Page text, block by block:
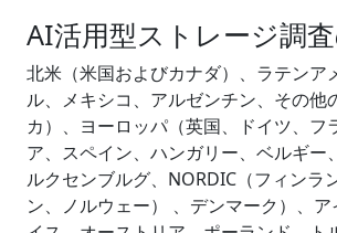
AI活用型ストレージ調
北米（米国およびカナダ）、ラテンア
ル、メキシコ、アルゼンチン、その他
カ）、ヨーロッパ（英国、ドイツ、フ
ア、スペイン、ハンガリー、ベルギー
ルクセンブルグ、NORDIC（フィンラ
ン、ノルウェー） 、デンマーク）、